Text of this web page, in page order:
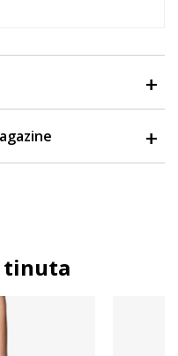
tinuta